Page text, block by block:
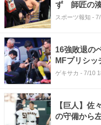
ず 師匠の湊
て必ず返り
スポーツ報知 -
16強敗退の
MFプリシ
ゲキサカ - 7/10
【巨人】佐
の守備から